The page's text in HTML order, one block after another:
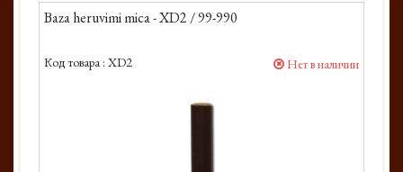
Baza heruvimi mica - XD2 / 99-990
Код товара : XD2 Нет в наличии